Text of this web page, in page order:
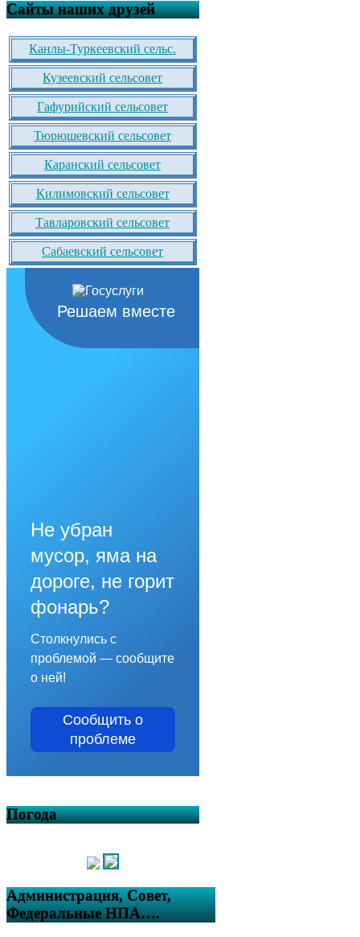
Сайты наших друзей
Канлы-Туркеевский сельс.
Кузеевский сельсовет
Гафурийский сельсовет
Тюрюшевский сельсовет
Каранский сельсовет
Килимовский сельсовет
Тавларовский сельсовет
Сабаевский сельсовет
Решаем вместе
Не убран
мусор, яма на
дороге, не горит
фонарь?
Столкнулись с
проблемой — сообщите
о ней!
Сообщить о
проблеме
Погода
Администрация, Совет,
Федеральные НПА….